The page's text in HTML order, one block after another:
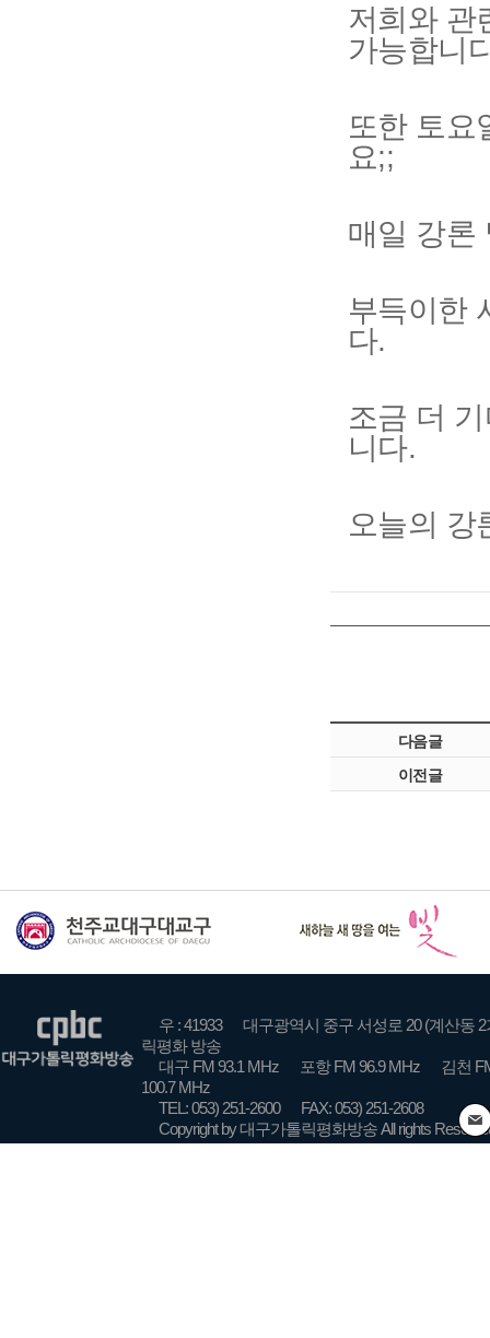
저희와 관
가능합니
또한 토요
요;;
매일 강론
부득이한
다.
조금 더
니다.
오늘의 강
다음글
이전글
우 : 41933
대구광역시 중구 서성로 20 (계산동 2
릭평화 방송
대구 FM 93.1 MHz
포항 FM 96.9 MHz
김천
100.7 MHz
TEL: 053) 251-2600
FAX: 053) 251-2608
Copyright by 대구가톨릭평화방송 All rights